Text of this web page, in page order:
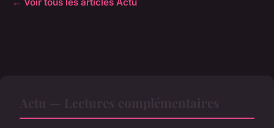
← Voir tous les articles Actu